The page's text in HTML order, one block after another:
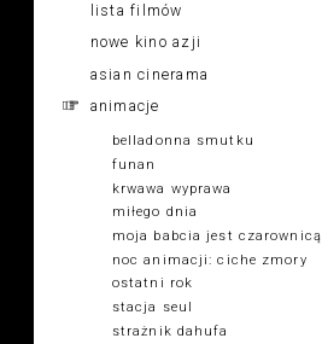
lista filmów
nowe kino azji
asian cinerama
animacje
belladonna smutku
funan
krwawa wyprawa
miłego dnia
moja babcia jest czarownicą
noc animacji: ciche zmory
ostatni rok
stacja seul
strażnik dahufa